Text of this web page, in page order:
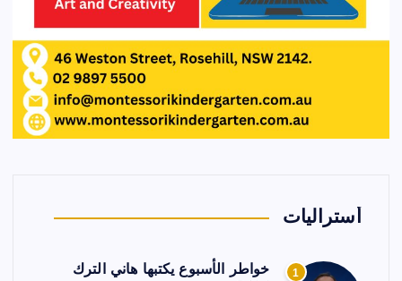
أستراليات
1
خواطر الأسبوع يكتبها هاني الترك